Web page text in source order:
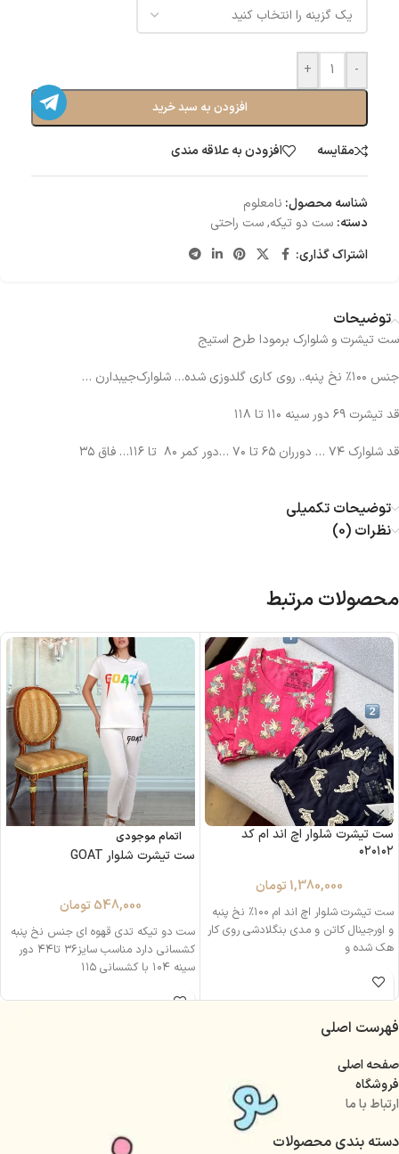
-
+
افزودن به سبد خرید
مقایسه افزودن به علاقه مندی
شناسه محصول: نامعلوم
دسته: ست دو تیکه,ست راحتی
اشتراک گذاری:
توضیحات
ست تیشرت و شلوارک برمودا طرح استیج
جنس ۱۰۰٪ نخ پنبه.. روی کاری گلدوزی شده… شلوارک‌جیبدارن …
قد تیشرت ۶۹ دور سینه ۱۱۰ تا ۱۱۸
قد شلوارک ۷۴ … دور‌ران ۶۵ تا ۷۰ …دور کمر ۸۰ تا ۱۱۶… فاق ۳۵
توضیحات تکمیلی
نظرات (0)
محصولات مرتبط
ست تیشرت شلوار اچ اند ام کد
۰۲۰۱۰۲
1,380,000 تومان
ست تیشرت شلوار اچ اند ام ۱۰۰٪ نخ پنبه
و اورجینال کاتن و مدی بنگلادشی روی کار
هک‌ شده و
اتمام موجودی
ست تیشرت شلوار GOAT
548,000 تومان
ست دو تیکه تدی قهوه ای جنس نخ پنبه
کشسانی دارد مناسب سایز۳۶ تا۴۴ دور
سینه ۱۰۴ با کشسانی ۱۱۵
فهرست اصلی
صفحه اصلی
فروشگاه
ارتباط با ما
دسته بندی محصولات